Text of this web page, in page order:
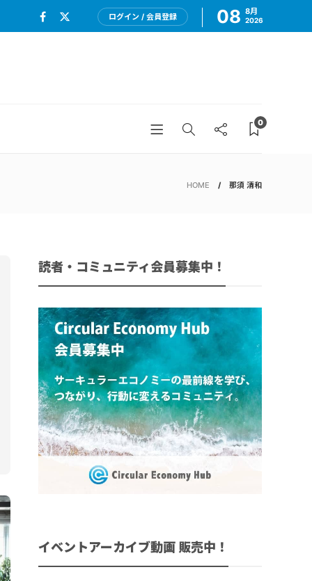
ログイン / 会員登録 08 8月
2026
0
HOME 那須 清和
読者・コミュニティ会員募集中！
イベントアーカイブ動画 販売中！